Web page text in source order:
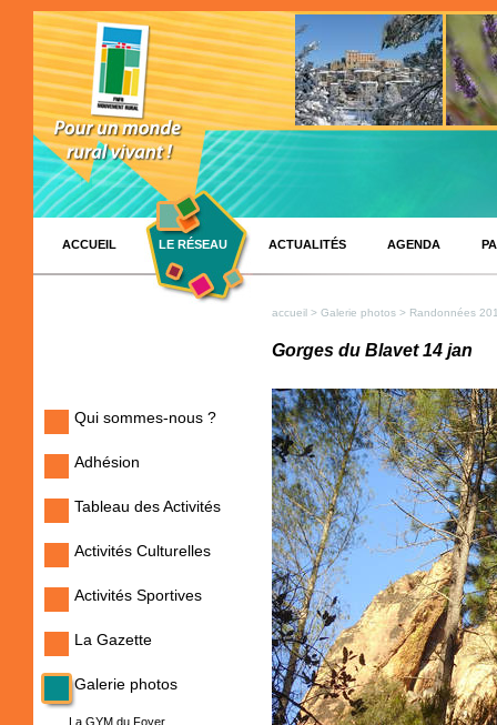
ACCUEIL LE RÉSEAU ACTUALITÉS AGENDA
Qui sommes-nous ?
Adhésion
Tableau des Activités
Activités Culturelles
Activités Sportives
La Gazette
Galerie photos
La GYM du Foyer
accueil > Galerie photos > Randonnées
Gorges du Blavet 14 jan